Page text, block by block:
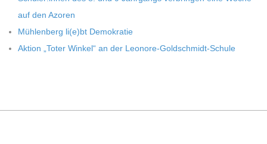
H
U
E
auf den Azoren
Müh­len­berg li(e)bt Demokratie
Aktion „Toter Win­kel“ an der Leonore-Goldschmidt-Schule